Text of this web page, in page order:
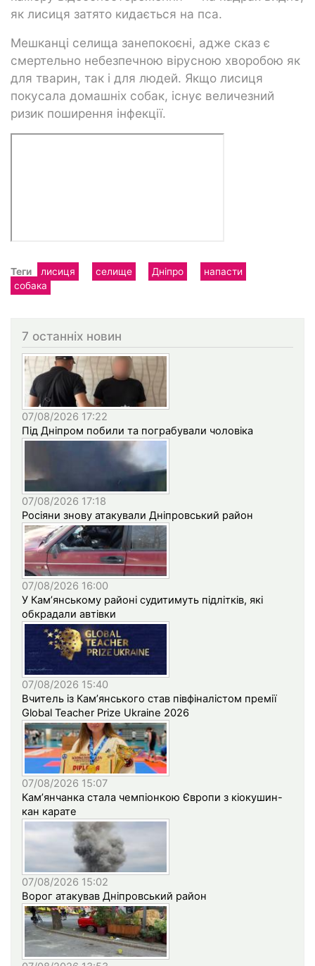
як лисиця затято кидається на пса.
Мешканці селища занепокоєні, адже сказ є
смертельно небезпечною вірусною хворобою як
для тварин, так і для людей. Якщо лисиця
покусала домашніх собак, існує величезний
ризик поширення інфекції.
Теги лисиця селище Дніпро
напасти
собака
7 останніх новин
07/08/2026 17:22
Під Дніпром побили та пограбували чоловіка
07/08/2026 17:18
Росіяни знову атакували Дніпровський район
07/08/2026 16:00
У Кам’янському районі судитимуть підлітків, які
обкрадали автівки
07/08/2026 15:40
Вчитель із Кам’янського став півфіналістом премії
Global Teacher Prize Ukraine 2026
07/08/2026 15:07
Кам’янчанка стала чемпіонкою Європи з кіокушин-
кан карате
07/08/2026 15:02
Ворог атакував Дніпровський район